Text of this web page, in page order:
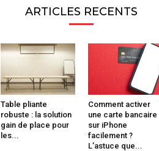
ARTICLES RECENTS
Table pliante
robuste : la solution
gain de place pour
les...
Comment activer
une carte bancaire
sur iPhone
facilement ?
L’astuce que...